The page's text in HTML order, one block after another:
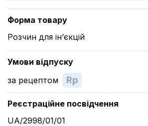
Форма товару
Розчин для ін’єкцій
Умови відпуску
за рецептом
Rp
Реєстраційне посвідчення
UA/2998/01/01